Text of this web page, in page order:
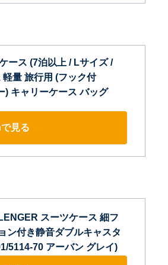
ース (7泊以上 / Lサイズ /
量 旅行用 (フック付
) キャリーケース バッグ
見る
スーツケース 細フ
ン付き静音ダブルキャスタ
5114-70 アーバン グレイ)